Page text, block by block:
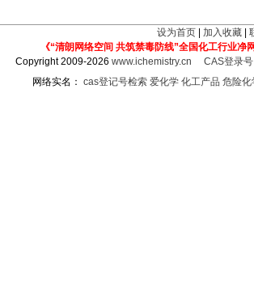
设为首页 加入收藏
《“清朗网络空间 共筑禁毒防线”全国化工行业净
Copyright 2009-2026www.ichemistry.cn
CAS登录
网络实名： cas登记号检索 爱化学 化工产品 危险化